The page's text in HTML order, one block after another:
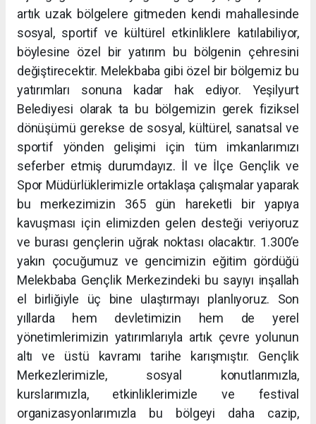
artık uzak bölgelere gitmeden kendi mahallesinde
sosyal, sportif ve kültürel etkinliklere katılabiliyor,
böylesine özel bir yatırım bu bölgenin çehresini
değiştirecektir. Melekbaba gibi özel bir bölgemiz bu
yatırımları sonuna kadar hak ediyor. Yeşilyurt
Belediyesi olarak ta bu bölgemizin gerek fiziksel
dönüşümü gerekse de sosyal, kültürel, sanatsal ve
sportif yönden gelişimi için tüm imkanlarımızı
seferber etmiş durumdayız. İl ve İlçe Gençlik ve
Spor Müdürlüklerimizle ortaklaşa çalışmalar yaparak
bu merkezimizin 365 gün hareketli bir yapıya
kavuşması için elimizden gelen desteği veriyoruz
ve burası gençlerin uğrak noktası olacaktır. 1.300’e
yakın çocuğumuz ve gencimizin eğitim gördüğü
Melekbaba Gençlik Merkezindeki bu sayıyı inşallah
el birliğiyle üç bine ulaştırmayı planlıyoruz. Son
yıllarda hem devletimizin hem de yerel
yönetimlerimizin yatırımlarıyla artık çevre yolunun
altı ve üstü kavramı tarihe karışmıştır. Gençlik
Merkezlerimizle, sosyal konutlarımızla,
kurslarımızla, etkinliklerimizle ve festival
organizasyonlarımızla bu bölgeyi daha cazip,